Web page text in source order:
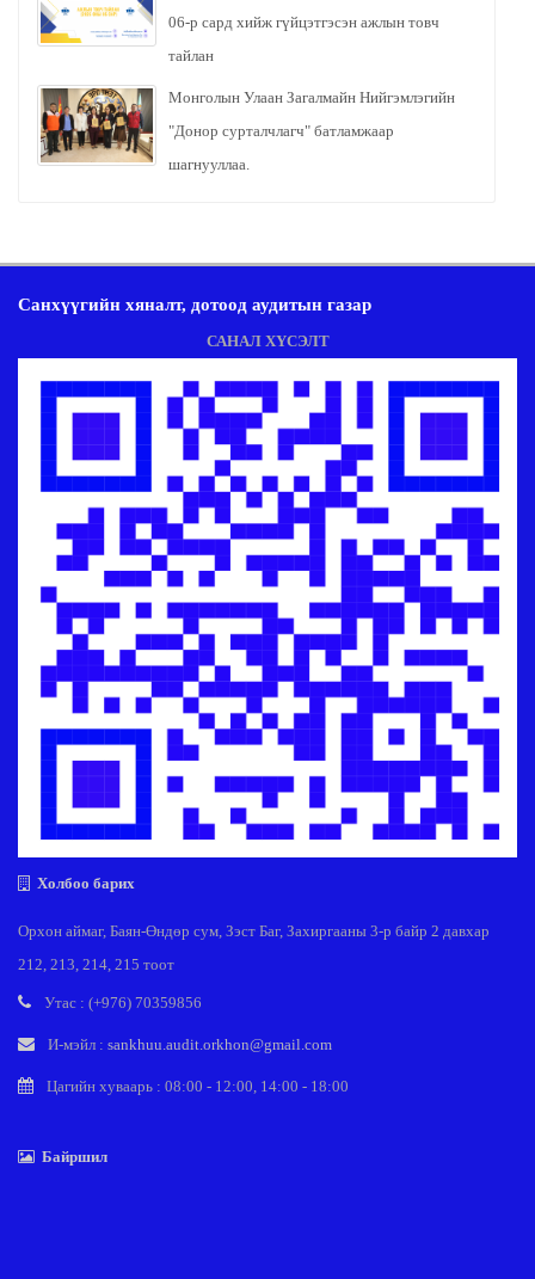
06-р сард хийж гүйцэтгэсэн ажлын товч
тайлан
Монголын Улаан Загалмайн Нийгэмлэгийн
"Донор сурталчлагч" батламжаар
шагнууллаа.
Санхүүгийн хяналт, дотоод аудитын газар
САНАЛ ХҮСЭЛТ
Холбоо барих
Орхон аймаг, Баян-Өндөр сум, Зэст Баг, Захиргааны 3-р байр 2 давхар
212, 213, 214, 215 тоот
Утас : (+976) 70359856
И-мэйл : sankhuu.audit.orkhon@gmail.com
Цагийн хуваарь : 08:00 - 12:00, 14:00 - 18:00
Байршил